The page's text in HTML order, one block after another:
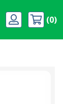
0